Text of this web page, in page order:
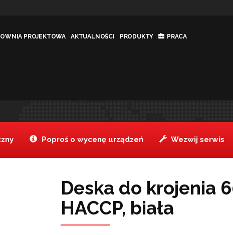
PROJEKTOWA AKTUALNOŚCI PRODUKTY PRACA
Poproś o wycenę urządzeń Wezwij serwis
Deska do krojenia
HACCP, biała